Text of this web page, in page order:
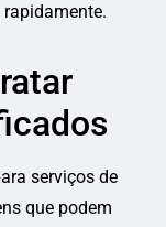
serviços de
que podem